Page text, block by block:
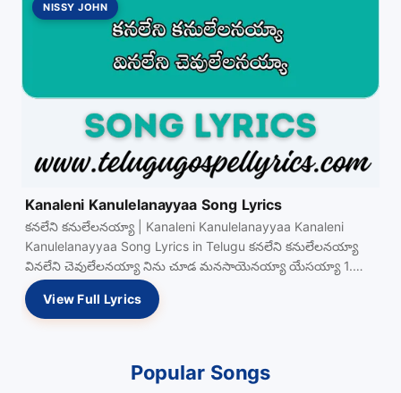
NISSY JOHN
Kanaleni Kanulelanayyaa Song Lyrics
కనలేని కనులేలనయ్యా | Kanaleni Kanulelanayyaa Kanaleni
Kanulelanayyaa Song Lyrics in Telugu కనలేని కనులేలనయ్యా
వినలేని చెవులేలనయ్యా నిను చూడ మనసాయెనయ్యా యేసయ్యా 1.
ఆకలిగొన్న యేసయ్యా View Full…
View Full Lyrics
Popular Songs